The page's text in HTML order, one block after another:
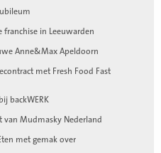
franchise in Leeuwarden
Anne&Max Apeldoorn
met Fresh Food Fast
backWERK
van Mudmasky Nederland
met gemak over